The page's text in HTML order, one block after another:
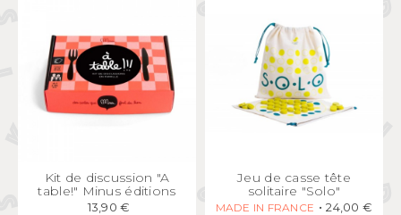
APERÇU RAPIDE
Kit de discussion "A
table!" Minus éditions
13,90 €
APERÇU RAPIDE
Jeu de casse tête
solitaire "Solo"
MADE IN FRANCE 24,00 €